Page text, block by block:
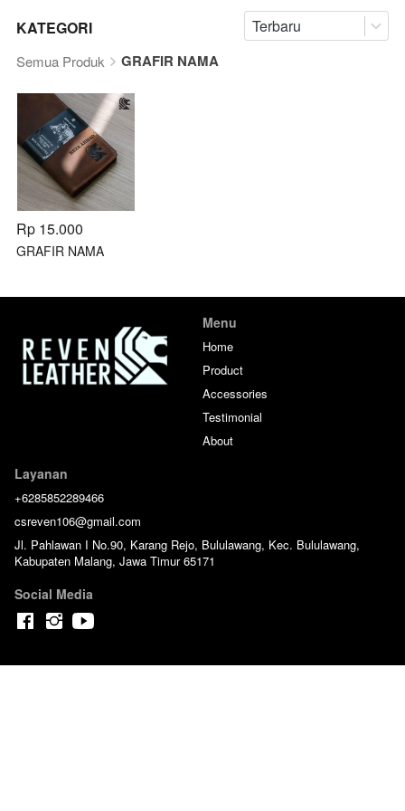
KATEGORI Terbaru
Semua Produk GRAFIR NAMA
Rp 15.000
GRAFIR NAMA
Menu
Home
Product
Accessories
Testimonial
About
Layanan
+6285852289466
csreven106@gmail.com
Jl. Pahlawan I No.90, Karang Rejo, Bululawang, Kec. Bululawang,
Kabupaten Malang, Jawa Timur 65171
Social Media